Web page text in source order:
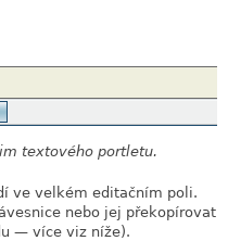
textového portletu.
ve velkém editačním poli.
nebo jej překopírovat
— více viz níže).